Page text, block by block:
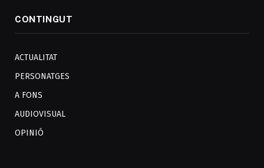
CONTINGUT
ACTUALITAT
PERSONATGES
A FONS
AUDIOVISUAL
OPINIÓ